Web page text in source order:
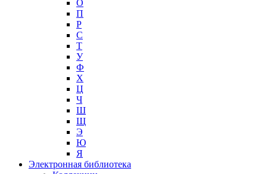
О
П
Р
С
Т
У
Ф
Х
Ц
Ч
Ш
Щ
Э
Ю
Я
Электронная библиотека